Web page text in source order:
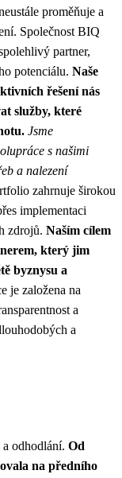
proměňuje a
Společnost BIQ
partner,
potenciálu. Naše
řešení nás
služby, které
Jsme
s našimi
a nalezení
zahrnuje širokou
implementaci
zdrojů. Naším cílem
který jim
byznysu a
je založena na
a
a
odhodlání. Od
na předního